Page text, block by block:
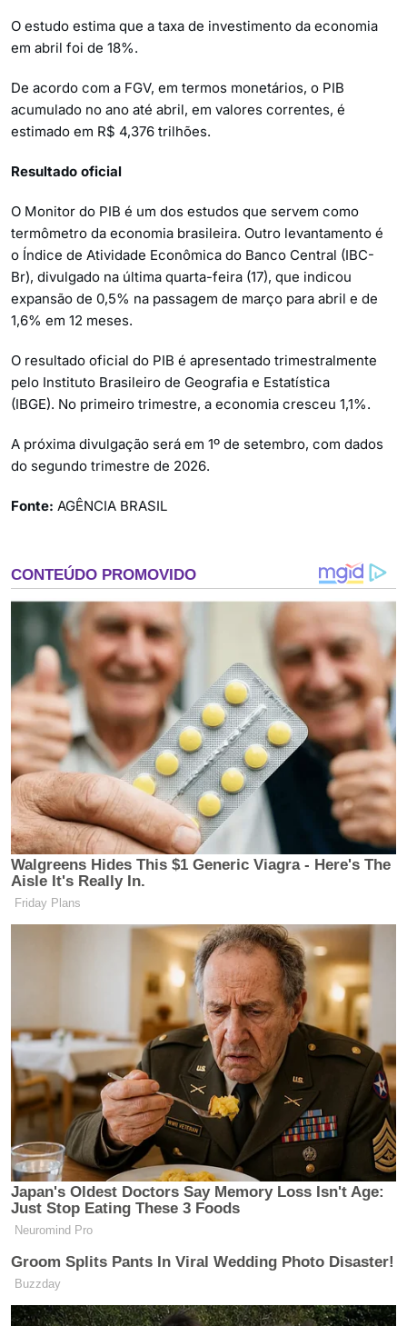
O estudo estima que a taxa de investimento da economia
em abril foi de 18%.
De acordo com a FGV, em termos monetários, o PIB
acumulado no ano até abril, em valores correntes, é
estimado em R$ 4,376 trilhões.
Resultado oficial
O Monitor do PIB é um dos estudos que servem como
termômetro da economia brasileira. Outro levantamento é
o Índice de Atividade Econômica do Banco Central (IBC-
Br), divulgado na última quarta-feira (17), que indicou
expansão de 0,5% na passagem de março para abril e de
1,6% em 12 meses.
O resultado oficial do PIB é apresentado trimestralmente
pelo Instituto Brasileiro de Geografia e Estatística
(IBGE). No primeiro trimestre, a economia cresceu 1,1%.
A próxima divulgação será em 1º de setembro, com dados
do segundo trimestre de 2026.
Fonte: AGÊNCIA BRASIL